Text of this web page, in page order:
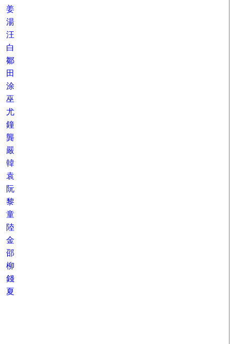
姜
湯
汪
白
鄒
田
涂
巫
尤
鐘
龔
嚴
韓
袁
阮
黎
童
陸
金
邵
柳
錢
夏